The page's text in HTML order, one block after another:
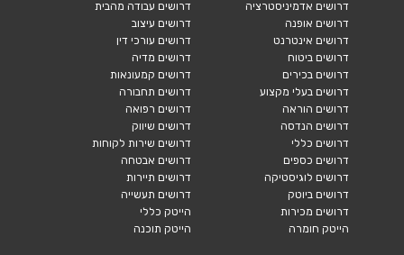
דרושים אדמיניסטרציה
דרושים אופנה
דרושים אינטרנט
דרושים ביטוח
דרושים בכירים
דרושים בעלי מקצוע
דרושים הוראה
דרושים הנדסה
דרושים כללי
דרושים כספים
דרושים לוגיסטיקה
דרושים ביוטק
דרושים מכירות
הייטק חומרה
דרושים עבודה מהבית
דרושים עיצוב
דרושים עורכי דין
דרושים מדיה
דרושים קמעונאות
דרושים תחבורה
דרושים רפואה
דרושים שיווק
דרושים שירות לקוחות
דרושים אבטחה
דרושים תיירות
דרושים תעשייה
הייטק כללי
הייטק תוכנה